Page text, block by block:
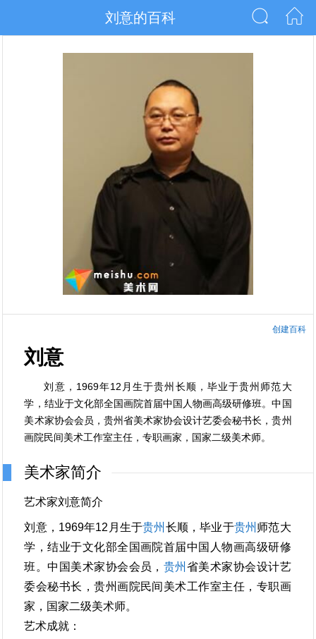
刘意的百科
创建百科
刘意
刘意，1969年12月生于贵州长顺，毕业于贵州师范大
学，结业于文化部全国画院首届中国人物画高级研修班。中国
美术家协会会员，贵州省美术家协会设计艺委会秘书长，贵州
画院民间美术工作室主任，专职画家，国家二级美术师。
美术家简介
艺术家刘意简介
刘意，1969年12月生于贵州 长顺，毕业于贵州 师范大
学，结业于文化部全国画院首届中国人物画高级研修
班。中国美术家协会会员， 贵州 省美术家协会设计艺
委会秘书长，贵州画院民间美术工作室主任，专职画
家，国家二级美术师。
艺术成就：